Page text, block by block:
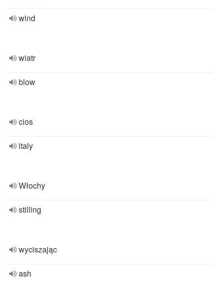
wind
wiatr
blow
cios
italy
Włochy
stilling
wyciszając
ash